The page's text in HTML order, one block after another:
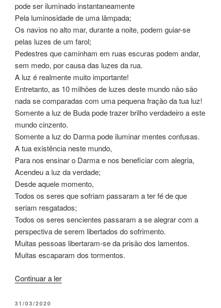
pode ser iluminado instantaneamente
Pela luminosidade de uma lâmpada;
Os navios no alto mar, durante a noite, podem guiar-se
pelas luzes de um farol;
Pedestres que caminham em ruas escuras podem andar,
sem medo, por causa das luzes da rua.
A luz é realmente muito importante!
Entretanto, as 10 milhões de luzes deste mundo não são
nada se comparadas com uma pequena fração da tua luz!
Somente a luz de Buda pode trazer brilho verdadeiro a este
mundo cinzento.
Somente a luz do Darma pode iluminar mentes confusas.
A tua existência neste mundo,
Para nos ensinar o Darma e nos beneficiar com alegria,
Acendeu a luz da verdade;
Desde aquele momento,
Todos os seres que sofriam passaram a ter fé de que
seriam resgatados;
Todos os seres sencientes passaram a se alegrar com a
perspectiva de serem libertados do sofrimento.
Muitas pessoas libertaram-se da prisão dos lamentos.
Muitas escaparam dos tormentos.
Continuar a ler
31/03/2020